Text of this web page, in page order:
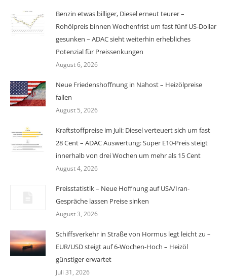
Benzin etwas billiger, Diesel erneut teurer –
Rohölpreis binnen Wochenfrist um fast fünf US-Dollar
gesunken – ADAC sieht weiterhin erhebliches
Potenzial für Preissenkungen
August 6, 2026
Neue Friedenshoffnung in Nahost – Heizölpreise
fallen
August 5, 2026
Kraftstoffpreise im Juli: Diesel verteuert sich um fast
28 Cent – ADAC Auswertung: Super E10-Preis steigt
innerhalb von drei Wochen um mehr als 15 Cent
August 4, 2026
Preisstatistik – Neue Hoffnung auf USA/Iran-
Gespräche lassen Preise sinken
August 3, 2026
Schiffsverkehr in Straße von Hormus legt leicht zu –
EUR/USD steigt auf 6-Wochen-Hoch – Heizöl
günstiger erwartet
Juli 31, 2026